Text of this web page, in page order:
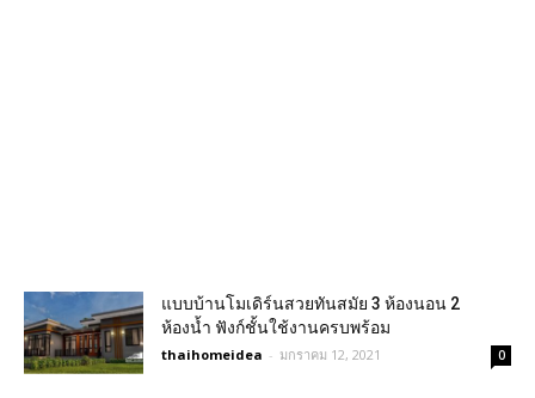
แบบบ้านโมเดิร์นสวยทันสมัย 3 ห้องนอน 2
ห้องน้ำ ฟังก์ชั้นใช้งานครบพร้อม
thaihomeidea - มกราคม 12, 2021 0